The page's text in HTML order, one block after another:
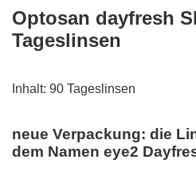
Optosan dayfresh
Tageslinsen
Inhalt: 90 Tageslinsen
neue Verpackung: die
dem Namen eye2